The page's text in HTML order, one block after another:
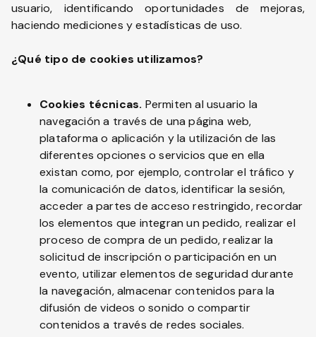
usuario, identificando oportunidades de mejoras,
haciendo mediciones y estadísticas de uso.
¿Qué tipo de cookies utilizamos?
Cookies técnicas. Permiten al usuario la
navegación a través de una página web,
plataforma o aplicación y la utilización de las
diferentes opciones o servicios que en ella
existan como, por ejemplo, controlar el tráfico y
la comunicación de datos, identificar la sesión,
acceder a partes de acceso restringido, recordar
los elementos que integran un pedido, realizar el
proceso de compra de un pedido, realizar la
solicitud de inscripción o participación en un
evento, utilizar elementos de seguridad durante
la navegación, almacenar contenidos para la
difusión de videos o sonido o compartir
contenidos a través de redes sociales.